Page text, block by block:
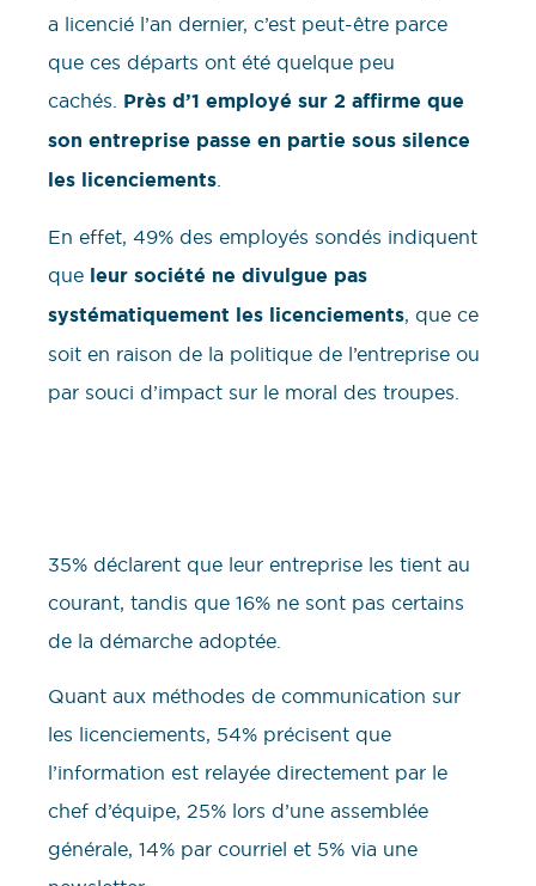
a licencié l’an dernier, c’est peut-être parce
que ces départs ont été quelque peu
cachés. Près d’1 employé sur 2 affirme que
son entreprise passe en partie sous silence
les licenciements.
En effet, 49% des employés sondés indiquent
que leur société ne divulgue pas
systématiquement les licenciements, que ce
soit en raison de la politique de l’entreprise ou
par souci d’impact sur le moral des troupes.
35% déclarent que leur entreprise les tient au
courant, tandis que 16% ne sont pas certains
de la démarche adoptée.
Quant aux méthodes de communication sur
les licenciements, 54% précisent que
l’information est relayée directement par le
chef d’équipe, 25% lors d’une assemblée
générale, 14% par courriel et 5% via une